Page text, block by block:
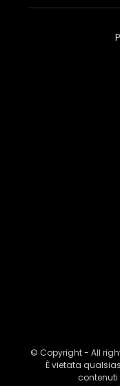
© Copyright - All
È vietata
contenuti